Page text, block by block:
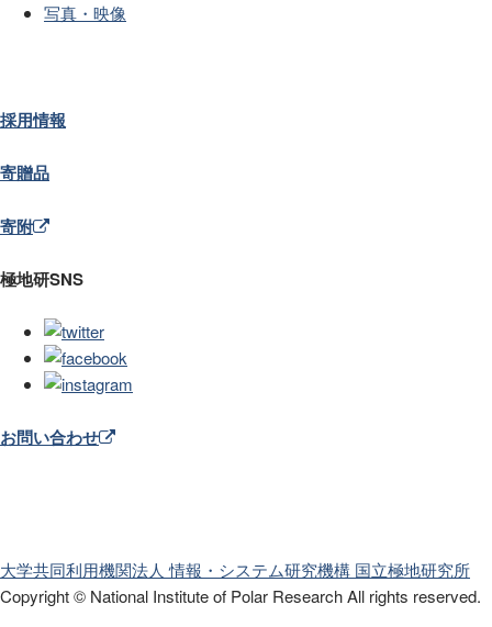
写真・映像
採用情報
寄贈品
寄附
極地研SNS
お問い合わせ
大学共同利用機関法人 情報・システム研究機構 国立極地研究所
Copyright © National Institute of Polar ResearchAll rights reserved.